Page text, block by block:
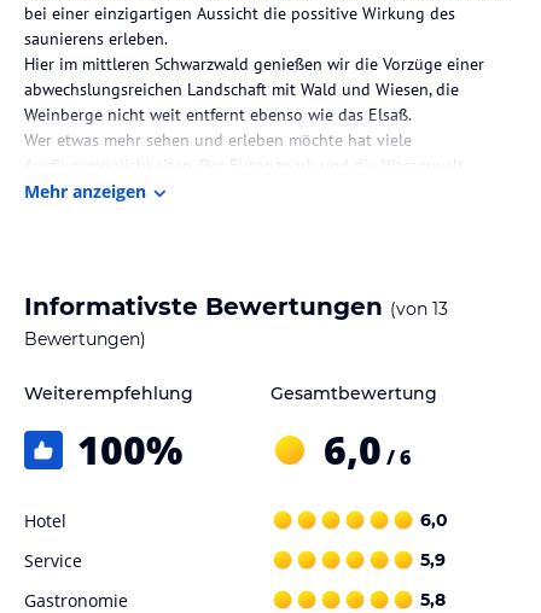
bei einer einzigartigen Aussicht die possitive Wirkung des
saunierens erleben.
Hier im mittleren Schwarzwald genießen wir die Vorzüge einer
abwechslungsreichen Landschaft mit Wald und Wiesen, die
Weinberge nicht weit entfernt ebenso wie das Elsaß.
Wer etwas mehr sehen und erleben möchte hat viele
Ausflugsmöglichkeiten. Der Europapark und die Wasserwelt
Rulantica ist in 30 Min. Fahrtzeit erreichbar. Städtebesuche wie
Wer lieber die Natur genießen möchte, hat eine große Auswahl an
Wandermöglichkeiten, von einfachen Touren bis zum Premium
Qualitätswanderweg.
mountainbiken oder mit dem Fahrrad / E-Bike zur Auswahl.
Hinweis: Allgemeine und unverbindliche
Hoteliers-/Veranstalter-/Kataloginformationen. Alle Angaben
lies vor der Buchung die verbindlichen Angebotsdetails
Mehr anzeigen
Informativste Bewertungen (von 13
Bewertungen)
Weiterempfehlung
100%
Gesamtbewertung
6,0 / 6
Hotel 6,0
Service 5,9
Gastronomie 5,8